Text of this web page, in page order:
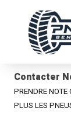
Contacter
PRENDRE
PLUS LES